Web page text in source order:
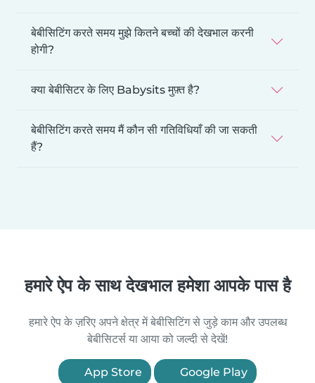
बेबीसिटिंग करते समय मुझे कितने बच्चों की देखभाल करनी
होगी?
क्या बेबीसिटर के लिए Babysits मुफ़्त है?
बेबीसिटिंग करते समय मैं कौन सी गतिविधियाँ की जा सकती
हैं?
हमारे ऐप के साथ देखभाल हमेशा आपके पास है
हमारे ऐप के ज़रिए अपने क्षेत्र में बेबीसिटिंग से जुड़े काम और उपलब्ध
बेबीसिटर्स या आया को जल्दी से देखें!
App Store Google Play